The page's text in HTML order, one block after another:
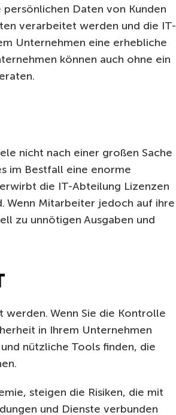
Daten von Kunden
verarbeitet werden und die IT-
Unternehmen eine erhebliche
können auch ohne ein
nicht nach einer großen Sache
im Bestfall eine enorme
die IT-Abteilung Lizenzen
Wenn Mitarbeiter jedoch auf ihre
zu unnötigen Ausgaben und
Wenn Sie die Kontrolle
in Ihrem Unternehmen
nützliche Tools finden, die
steigen die Risiken, die mit
und Dienste verbunden